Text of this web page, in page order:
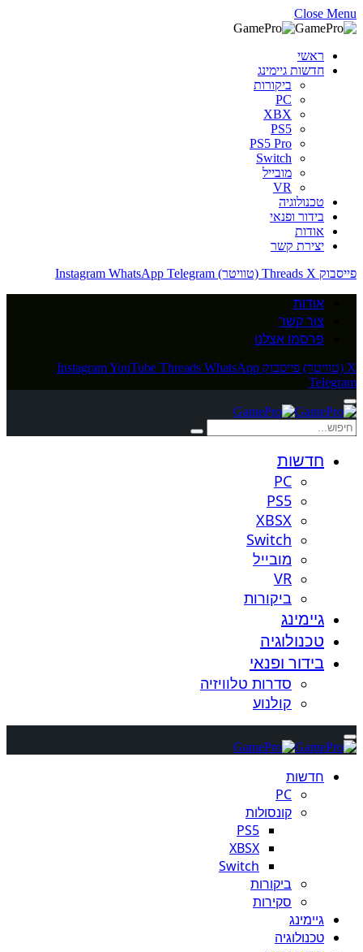
Close Menu
ראשי
חדשות גיימינג
ביקורות
PC
XBX
PS5
PS5 Pro
Switch
מובייל
VR
טכנולוגיה
בידור ופנאי
אודות
יצירת קשר
פייסבוק
Threads X (טוויטר) Instagram WhatsApp Telegram
אודות
צור קשר
פרסמו אצלנו
X (טוויטר) פייסבוק InstagramYouTube Threads WhatsApp
Telegram
חדשות
PC
PS5
XBSX
Switch
מובייל
VR
ביקורות
גיימינג
טכנולוגיה
בידור ופנאי
סדרות טלוויזיה
קולנוע
חדשות
PC
קונסולות
PS5
XBSX
Switch
ביקורות
סקירות
גיימינג
טכנולוגיה